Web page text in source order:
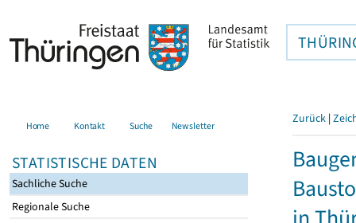
Home Kontakt Suche Newsletter
STATISTISCHE DATEN
Sachliche Suche
Regionale Suche
Zurück |